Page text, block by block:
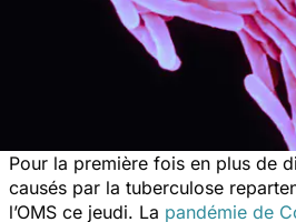
Pour la première fois en plus de
causés par la tuberculose
l’OMS ce jeudi. La pandémie de